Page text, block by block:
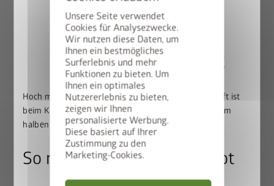
Unsere Seite verwendet
Cookies für Analysezwecke.
Wir nutzen diese Daten, um
Ihnen ein bestmögliches
Surferlebnis und mehr
Funktionen zu bieten. Um
Ihnen ein optimales
Nutzererlebnis zu bieten,
zeigen wir Ihnen
personalisierte Werbung.
Diese basiert auf Ihrer
Zustimmung zu den
Marketing-Cookies.
Qualität in Bestform
Beste Materialien:feuerverzinktes, polyamid-
einbrennlackiertes Stahlblech, Schrauben und
Scharniere aus Edelstahl
LebenslangeWartungsfreiheit
20 Jahre Garantie
Umfangreiche Grundausstattung inklusive
50% auf den BikeLift
Hoch mit dem Bike. Runter mit dem Preis: Der BikeLift ist
beim Kauf eines passenden Biohort Gerätehauses zum
halben Preis erhältlich.
So nutzen Sie unser Angebot